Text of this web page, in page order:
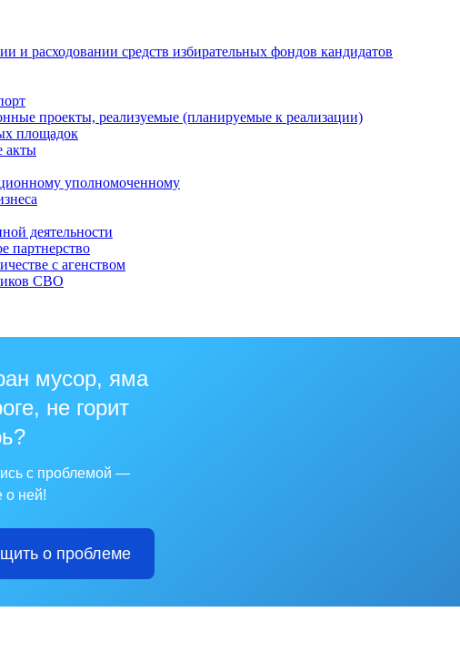
и расходовании средств избирательных фондов кандидатов
проекты, реализуемые (планируемые к реализации)
площадок
акты
уполномоченному
деятельности
партнерство
с агенством
СВО
мусор, яма
не горит
с проблемой —
о ней!
о проблеме